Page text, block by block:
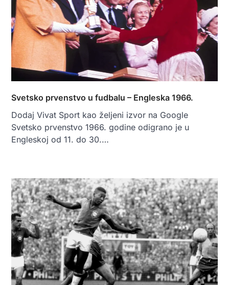
Svetsko prvenstvo u fudbalu – Engleska 1966.
Dodaj Vivat Sport kao željeni izvor na Google
Svetsko prvenstvo 1966. godine odigrano je u
Engleskoj od 11. do 30.…